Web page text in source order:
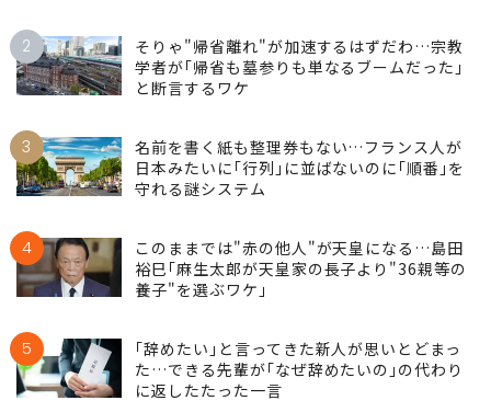
2
そりゃ"帰省離れ"が加速するはずだわ…宗教
学者が｢帰省も墓参りも単なるブームだった｣
と断言するワケ
3
名前を書く紙も整理券もない…フランス人が
日本みたいに｢行列｣に並ばないのに｢順番｣を
守れる謎システム
4
このままでは"赤の他人"が天皇になる…島田
裕巳｢麻生太郎が天皇家の長子より"36親等の
養子"を選ぶワケ｣
5
｢辞めたい｣と言ってきた新人が思いとどまっ
た…できる先輩が｢なぜ辞めたいの｣の代わり
に返したたった一言